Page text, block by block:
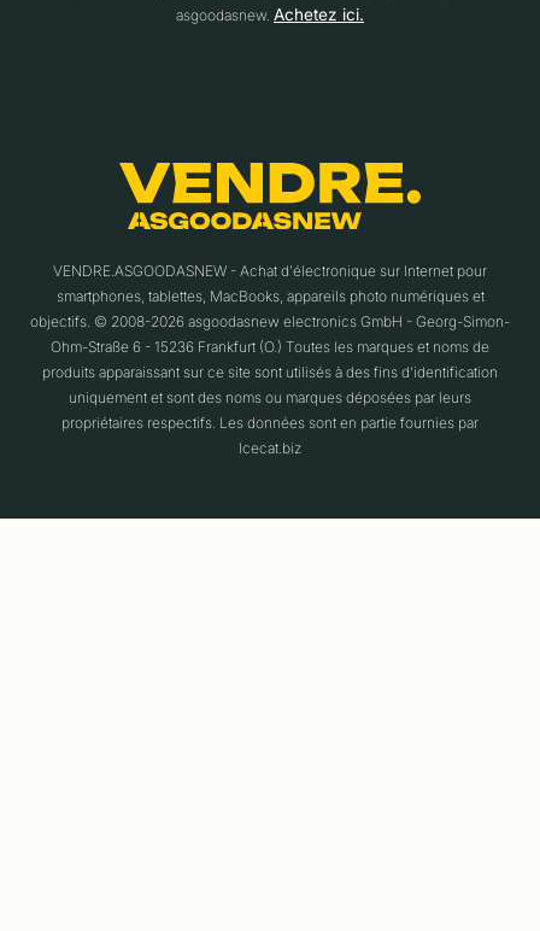
asgoodasnew. Achetez ici.
VENDRE.ASGOODASNEW - Achat d'électronique sur Internet pour
smartphones, tablettes, MacBooks, appareils photo numériques et
objectifs. © 2008-2026 asgoodasnew electronics GmbH - Georg-Simon-
Ohm-Straße 6 - 15236 Frankfurt (O.) Toutes les marques et noms de
produits apparaissant sur ce site sont utilisés à des fins d'identification
uniquement et sont des noms ou marques déposées par leurs
propriétaires respectifs. Les données sont en partie fournies par
Icecat.biz